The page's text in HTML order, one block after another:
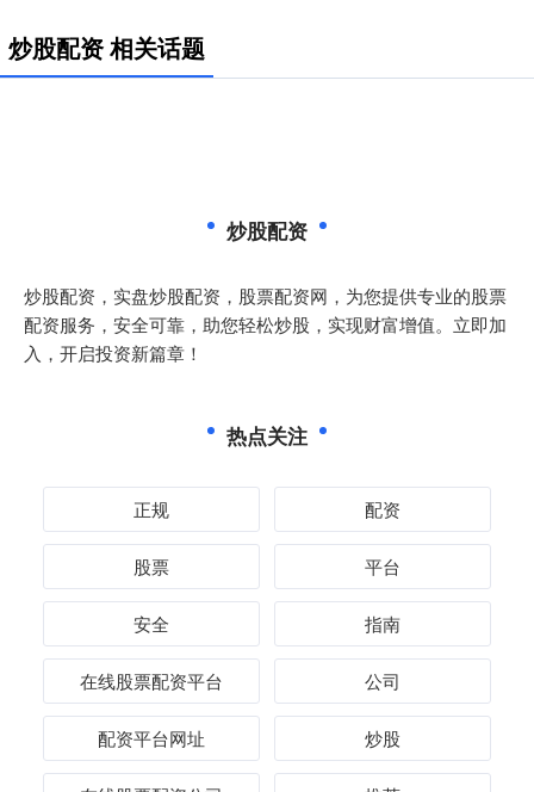
炒股配资 相关话题
炒股配资
炒股配资，实盘炒股配资，股票配资网，为您提供专业的股票
配资服务，安全可靠，助您轻松炒股，实现财富增值。立即加
入，开启投资新篇章！
热点关注
正规 配资
股票 平台
安全 指南
在线股票配资平台 公司
配资平台网址 炒股